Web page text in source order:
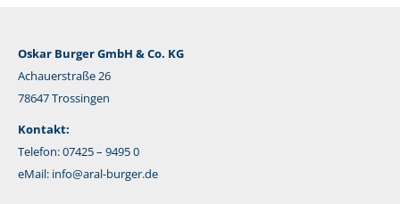
Oskar Burger GmbH & Co. KG
Achauerstraße 26
78647 Trossingen
Kontakt:
Telefon: 07425 – 9495 0
eMail: info@aral-burger.de